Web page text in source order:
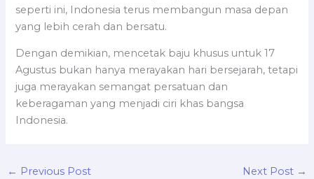
seperti ini, Indonesia terus membangun masa depan
yang lebih cerah dan bersatu.
Dengan demikian, mencetak baju khusus untuk 17
Agustus bukan hanya merayakan hari bersejarah, tetapi
juga merayakan semangat persatuan dan
keberagaman yang menjadi ciri khas bangsa
Indonesia.
← Previous Post Next Post →